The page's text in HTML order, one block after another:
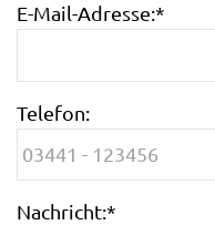
E-Mail-Adresse:*
Telefon:
Nachricht:*